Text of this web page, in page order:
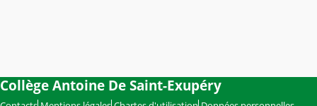
Collège Antoine De Saint-Exupéry